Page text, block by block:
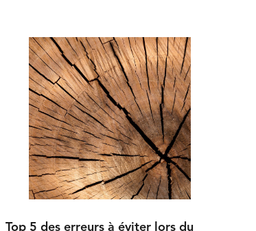
Top 5 des erreurs à éviter lors du